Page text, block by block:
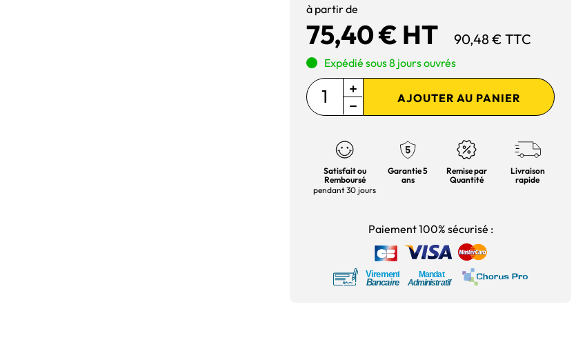
à partir de
75,40 € HT 90,48 € TTC
Expédié sous 8 jours ouvrés
AJOUTER AU PANIER
Satisfait ou
Remboursé
pendant 30 jours
Garantie 5
ans
Remise par
Quantité
Livraison
rapide
Paiement 100% sécurisé :